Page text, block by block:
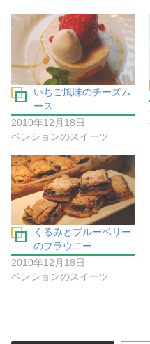
いちご風味のチーズム
ース
2010年12月18日
ペンションのスイーツ
くるみとブルーベリー
のブラウニー
2010年12月18日
ペンションのスイーツ